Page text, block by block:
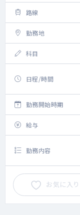
路線
勤務地
科目
日程/時間
勤務開始時期
給与
勤務内容
お気に入り